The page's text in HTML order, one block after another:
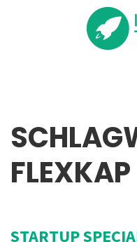
FLEXKAP
STARTUP